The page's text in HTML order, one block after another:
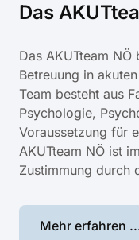
Das
Das AKUTteam
Betreuung in
Team besteht aus
Psychologie,
Voraussetzung für
AKUTteam NÖ ist
Zustimmung durch
Mehr erfahren